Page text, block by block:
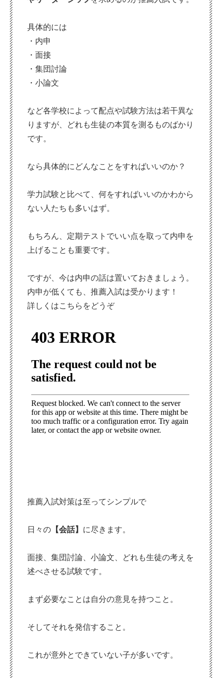
具体的には
・内申
・面接
・集団討論
・小論文
など各学校によって配点や試験方法は若干異な
りますが、どれも生徒の本質を測るものばかり
です。
なら具体的にどんなことをすればいいのか？
学力試験と比べて、何をすればいいのかわから
ない人たちも多いはず。
もちろん、定期テストでいい点を取って内申を
上げることも重要です。
ですが、今は内申の話は置いておきましょう。
内申が低くても、推薦入試は受かります！
詳しくはこちらをどうぞ
推薦入試対策は至ってシンプルで
日々の 【会話】 に尽きます。
面接、集団討論、小論文、どれも生徒の考えを
述べさせる試験です。
まず必要なことは自分の意見を持つこと。
そしてそれを発信すること。
これが意外とできていない子が多いです。